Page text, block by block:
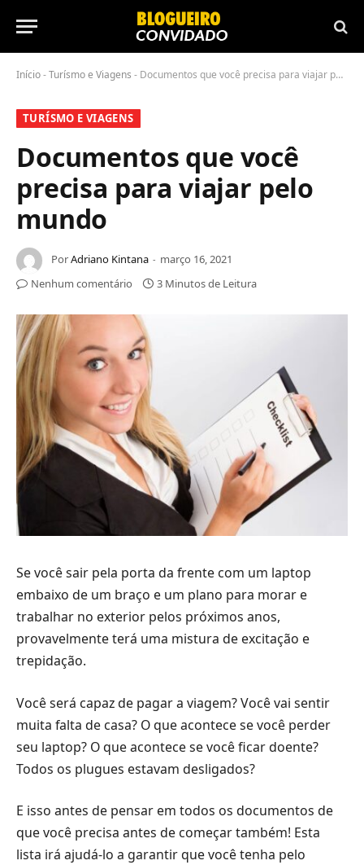
Início-Turísmo e Viagens - Documentos que você precisa para viajar pelo mundo
TURÍSMO E VIAGENS
Documentos que você
precisa para viajar pelo
mundo
PorAdriano Kintana
março 16, 2021
Nenhum comentário
3 Minutos de Leitura
Se você sair pela porta da frente com um laptop
embaixo de um braço e um plano para morar e
trabalhar no exterior pelos próximos anos,
provavelmente terá uma mistura de excitação e
trepidação.
Você será capaz de pagar a viagem? Você vai sentir
muita falta de casa? O que acontece se você perder
seu laptop? O que acontece se você ficar doente?
Todos os plugues estavam desligados?
E isso antes de pensar em todos os documentos de
que você precisa antes de começar também! Esta
lista irá ajudá-lo a garantir que você tenha pelo